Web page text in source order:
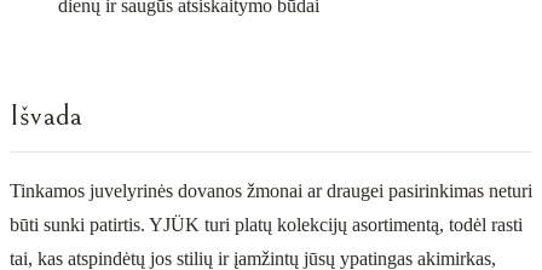
dienų ir saugūs atsiskaitymo būdai
Išvada
Tinkamos juvelyrinės dovanos žmonai ar draugei pasirinkimas neturi
būti sunki patirtis. YJÜK turi platų kolekcijų asortimentą, todėl rasti
tai, kas atspindėtų jos stilių ir įamžintų jūsų ypatingas akimirkas,